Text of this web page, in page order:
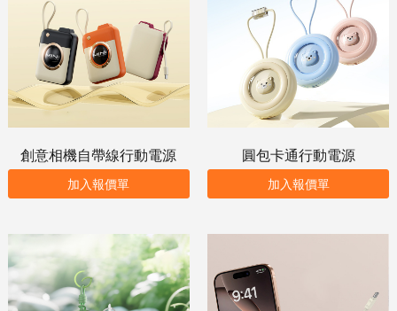
創意相機自帶線行動電源
加入報價單
圓包卡通行動電源
加入報價單